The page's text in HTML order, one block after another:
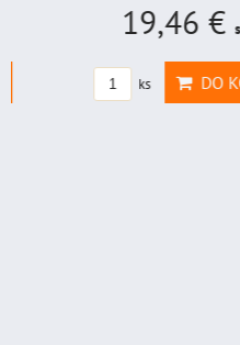
19,46 €s DPH
DO KOŠÍKA